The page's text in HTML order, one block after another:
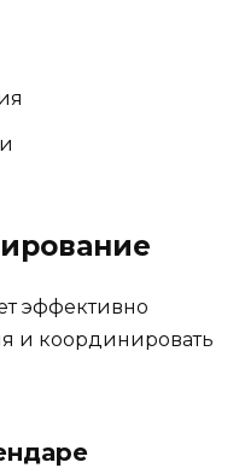
эффективно
и координировать